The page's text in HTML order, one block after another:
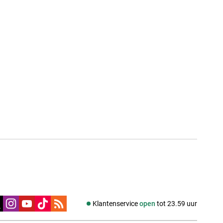
Klantenserviceopen tot 23.59 uur